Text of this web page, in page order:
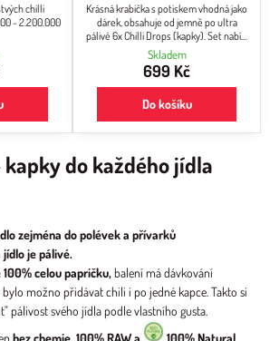
chilli
- 2.200.000
Krásná krabička s potiskem vhodná jako
dárek, obsahuje od jemně po ultra
pálivé 6x Chilli Drops (kapky). Set nabízí
při společném stolování, pro každého,
kdo má v oblibě pálivé, možnost zvolit si
podle potřeby správné pálivé kapky s
přesným dávkováním ke každému jídlu.
Skladem
699 Kč
Do košíku
do každého jídla
zejména do polévek a přívarků
je pálivé.
celou papričku, balení má dávkování
možno přidávat chili i po jedné kapce. Takto si
pálivost svého jídla podle vlastního gusta.